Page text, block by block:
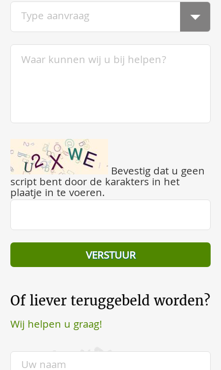
Bevestig dat u geen
script bent door de karakters in het
plaatje in te voeren.
Of liever teruggebeld worden?
Wij helpen u graag!